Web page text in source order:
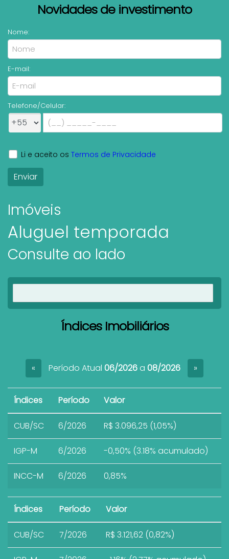
Novidades de investimento
Nome:
E-mail:
Telefone/Celular:
Li e aceito os Termos de Privacidade
Imóveis
Aluguel temporada
Consulte ao lado
Índices Imobiliários
« Período Atual 06/2026a 08/2026 »
Índices Período Valor
CUB/SC 6/2026 R$ 3.096,25 (1,05%)
IGP-M 6/2026 -0,50% (3.18% acumulado)
INCC-M 6/2026 0,85%
Índices Período Valor
CUB/SC 7/2026 R$ 3.121,62 (0,82%)